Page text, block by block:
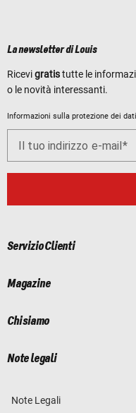
La newsletter di Louis
Ricevigratistutte le
o le novità interessanti.
Informazioni sulla protezione dei dati
Il tuo indirizzo e-mail
Servizio Clienti
Magazine
Chi siamo
Note legali
Note Legali